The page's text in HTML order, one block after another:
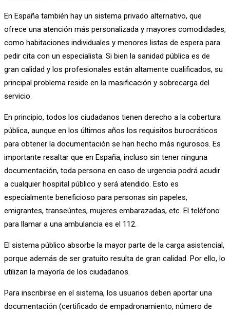
En España también hay un sistema privado alternativo, que
ofrece una atención más personalizada y mayores comodidades,
como habitaciones individuales y menores listas de espera para
pedir cita con un especialista. Si bien la sanidad pública es de
gran calidad y los profesionales están altamente cualificados, su
principal problema reside en la masificación y sobrecarga del
servicio.
En principio, todos los ciudadanos tienen derecho a la cobertura
pública, aunque en los últimos años los requisitos burocráticos
para obtener la documentación se han hecho más rigurosos. Es
importante resaltar que en España, incluso sin tener ninguna
documentación, toda persona en caso de urgencia podrá acudir
a cualquier hospital público y será atendido. Esto es
especialmente beneficioso para personas sin papeles,
emigrantes, transeúntes, mujeres embarazadas, etc. El teléfono
para llamar a una ambulancia es el 112.
El sistema público absorbe la mayor parte de la carga asistencial,
porque además de ser gratuito resulta de gran calidad. Por ello, lo
utilizan la mayoría de los ciudadanos.
Para inscribirse en el sistema, los usuarios deben aportar una
documentación (certificado de empadronamiento, número de